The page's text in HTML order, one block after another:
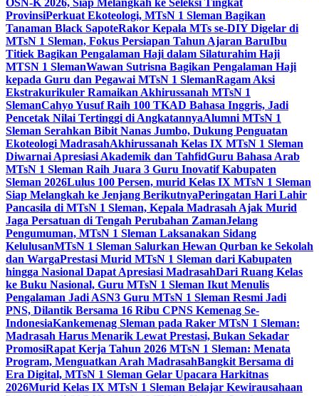
OSN-K 2026, Siap Melangkah ke Seleksi Tingkat
ProvinsiPerkuat Ekoteologi, MTsN 1 Sleman Bagikan
Tanaman Black SapoteRakor Kepala MTs se-DIY Digelar di
MTsN 1 Sleman, Fokus Persiapan Tahun Ajaran BaruIbu
Titiek Bagikan Pengalaman Haji dalam Silaturahim Haji
MTSN 1 SlemanWawan Sutrisna Bagikan Pengalaman Haji
kepada Guru dan Pegawai MTsN 1 SlemanRagam Aksi
Ekstrakurikuler Ramaikan Akhirussanah MTsN 1
SlemanCahyo Yusuf Raih 100 TKAD Bahasa Inggris, Jadi
Pencetak Nilai Tertinggi di AngkatannyaAlumni MTsN 1
Sleman Serahkan Bibit Nanas Jumbo, Dukung Penguatan
Ekoteologi MadrasahAkhirussanah Kelas IX MTsN 1 Sleman
Diwarnai Apresiasi Akademik dan TahfidGuru Bahasa Arab
MTsN 1 Sleman Raih Juara 3 Guru Inovatif Kabupaten
Sleman 2026Lulus 100 Persen, murid Kelas IX MTsN 1 Sleman
Siap Melangkah ke Jenjang BerikutnyaPeringatan Hari Lahir
Pancasila di MTsN 1 Sleman, Kepala Madrasah Ajak Murid
Jaga Persatuan di Tengah Perubahan ZamanJelang
Pengumuman, MTsN 1 Sleman Laksanakan Sidang
KelulusanMTsN 1 Sleman Salurkan Hewan Qurban ke Sekolah
dan WargaPrestasi Murid MTsN 1 Sleman dari Kabupaten
hingga Nasional Dapat Apresiasi MadrasahDari Ruang Kelas
ke Buku Nasional, Guru MTsN 1 Sleman Ikut Menulis
Pengalaman Jadi ASN3 Guru MTsN 1 Sleman Resmi Jadi
PNS, Dilantik Bersama 16 Ribu CPNS Kemenag Se-
IndonesiaKankemenag Sleman pada Raker MTsN 1 Sleman:
Madrasah Harus Menarik Lewat Prestasi, Bukan Sekadar
PromosiRapat Kerja Tahun 2026 MTsN 1 Sleman: Menata
Program, Menguatkan Arah MadrasahBangkit Bersama di
Era Digital, MTsN 1 Sleman Gelar Upacara Harkitnas
2026Murid Kelas IX MTsN 1 Sleman Belajar Kewirausahaan